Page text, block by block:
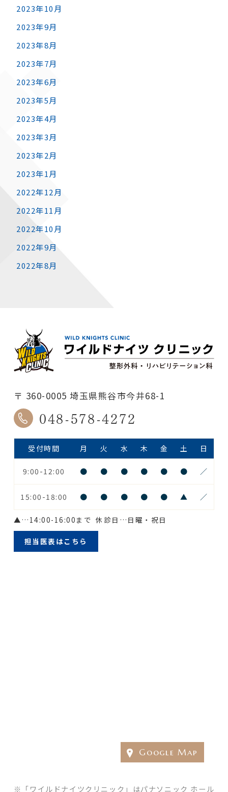
2023年10月
2023年9月
2023年8月
2023年7月
2023年6月
2023年5月
2023年4月
2023年3月
2023年2月
2023年1月
2022年12月
2022年11月
2022年10月
2022年9月
2022年8月
〒 360-0005 埼玉県熊谷市今井68-1
048-578-4272
受付時間 月 火 水 木 金 土 日
9:00-12:00 ● ● ● ● ● ● ／
15:00-18:00 ● ● ● ● ● ▲ ／
▲ …14:00-16:00まで 休診日…日曜・祝日
担当医表はこちら
Google Map
「ワイルドナイツクリニック」はパナソニック ホール